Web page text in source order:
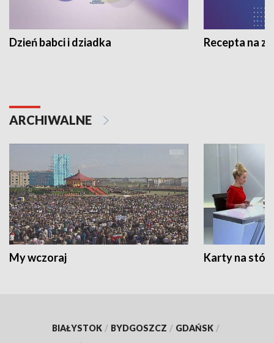
Dzień babci i dziadka Recepta na
ARCHIWALNE
My wczoraj Karty na
BIAŁYSTOK / BYDGOSZCZ / GDAŃSK /